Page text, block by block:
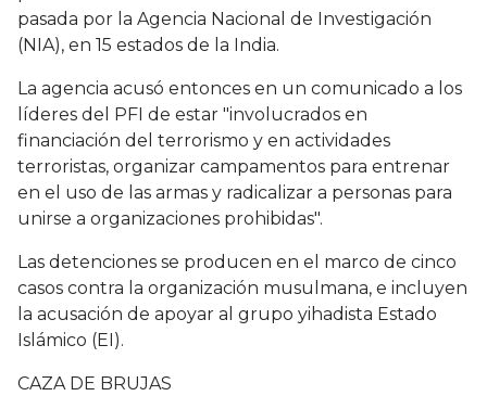
pasada por la Agencia Nacional de Investigación
(NIA), en 15 estados de la India.
La agencia acusó entonces en un comunicado a los
líderes del PFI de estar "involucrados en
financiación del terrorismo y en actividades
terroristas, organizar campamentos para entrenar
en el uso de las armas y radicalizar a personas para
unirse a organizaciones prohibidas".
Las detenciones se producen en el marco de cinco
casos contra la organización musulmana, e incluyen
la acusación de apoyar al grupo yihadista Estado
Islámico (EI).
CAZA DE BRUJAS